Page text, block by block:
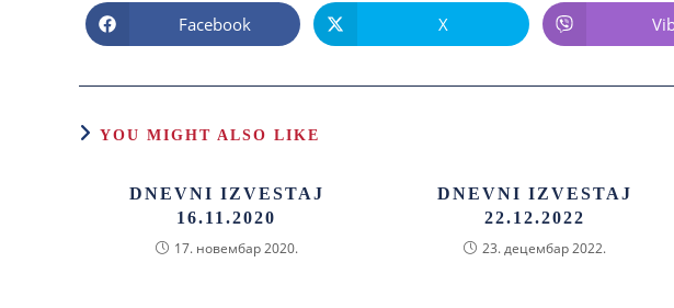
Facebook X
YOU MIGHT ALSO LIKE
DNEVNI IZVESTAJ
16.11.2020
17. новембар 2020.
DNEVNI IZVESTAJ
22.12.2022
23. децембар 2022.